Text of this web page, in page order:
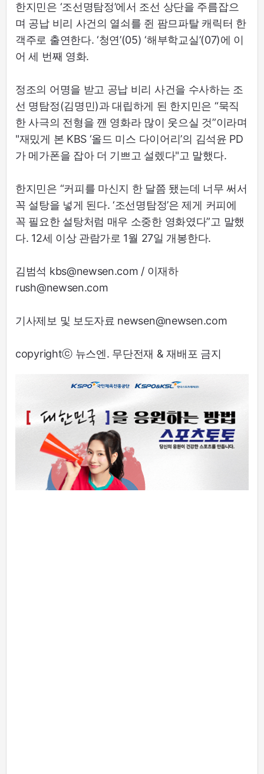
한지민은 ‘조선명탐정’에서 조선 상단을 주름잡으
며 공납 비리 사건의 열쇠를 쥔 팜므파탈 캐릭터 한
객주로 출연한다. ‘청연’(05) ‘해부학교실’(07)에 이
어 세 번째 영화.
정조의 어명을 받고 공납 비리 사건을 수사하는 조
선 명탐정(김명민)과 대립하게 된 한지민은 “묵직
한 사극의 전형을 깬 영화라 많이 웃으실 것”이라며
"재밌게 본 KBS ‘올드 미스 다이어리’의 김석윤 PD
가 메가폰을 잡아 더 기쁘고 설렜다"고 말했다.
한지민은 “커피를 마신지 한 달쯤 됐는데 너무 써서
꼭 설탕을 넣게 된다. ‘조선명탐정’은 제게 커피에
꼭 필요한 설탕처럼 매우 소중한 영화였다”고 말했
다. 12세 이상 관람가로 1월 27일 개봉한다.
김범석 kbs@newsen.com / 이재하
rush@newsen.com
기사제보 및 보도자료 newsen@newsen.com
copyrightⓒ 뉴스엔. 무단전재 & 재배포 금지